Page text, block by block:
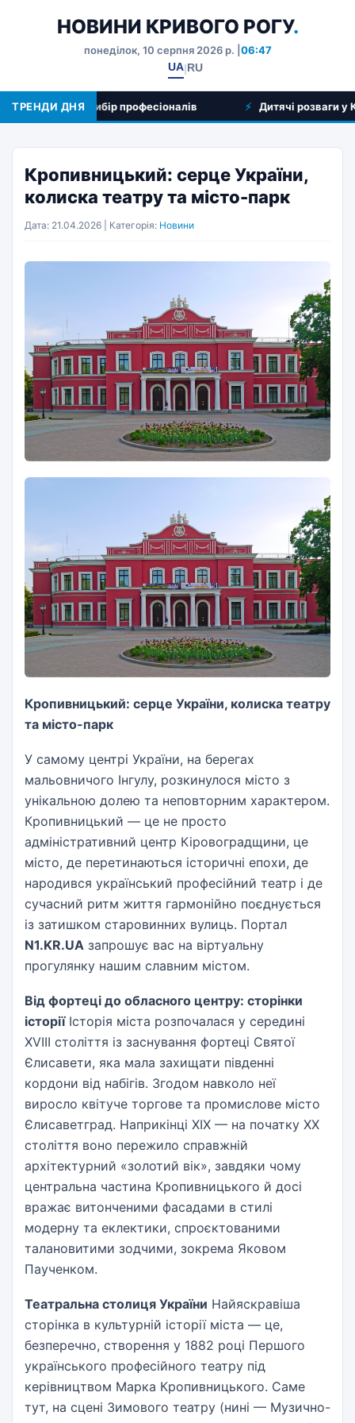
НОВИНИ КРИВОГО РОГУ.
понеділок, 10 серпня 2026 р. | 06:47
UA|RU
ТРЕНДИ ДНЯ
та вибір професіоналів Дитячі розваги у
Кропивницький: серце України,
колиска театру та місто-парк
Дата: 21.04.2026 | Категорія: Новини
Кропивницький: серце України, колиска театру
та місто-парк
У самому центрі України, на берегах
мальовничого Інгулу, розкинулося місто з
унікальною долею та неповторним характером.
Кропивницький — це не просто
адміністративний центр Кіровоградщини, це
місто, де перетинаються історичні епохи, де
народився український професійний театр і де
сучасний ритм життя гармонійно поєднується
із затишком старовинних вулиць. Портал
N1.KR.UA запрошує вас на віртуальну
прогулянку нашим славним містом.
Від фортеці до обласного центру: сторінки
історіїІсторія міста розпочалася у середині
XVIII століття із заснування фортеці Святої
Єлисавети, яка мала захищати південні
кордони від набігів. Згодом навколо неї
виросло квітуче торгове та промислове місто
Єлисаветград. Наприкінці XIX — на початку XX
століття воно пережило справжній
архітектурний «золотий вік», завдяки чому
центральна частина Кропивницького й досі
вражає витонченими фасадами в стилі
модерну та еклектики, спроєктованими
талановитими зодчими, зокрема Яковом
Паученком.
Театральна столиця України Найяскравіша
сторінка в культурній історії міста — це,
безперечно, створення у 1882 році Першого
українського професійного театру під
керівництвом Марка Кропивницького. Саме
тут, на сцені Зимового театру (нині — Музично-